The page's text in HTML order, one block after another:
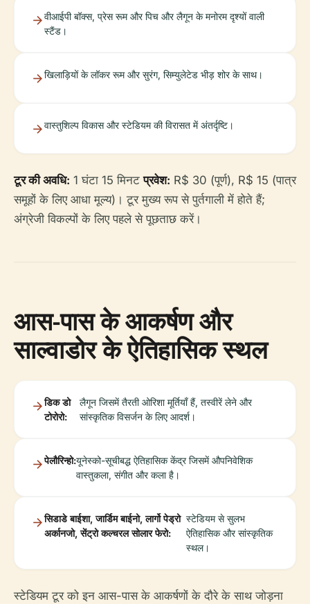
वीआईपी बॉक्स, प्रेस रूम और पिच और लैगून के मनोरम दृश्यों वाली
स्टैंड।
खिलाड़ियों के लॉकर रूम और सुरंग, सिम्युलेटेड भीड़ शोर के साथ।
वास्तुशिल्प विकास और स्टेडियम की विरासत में अंतर्दृष्टि।
टूर की अवधि: 1 घंटा 15 मिनटप्रवेश: R$ 30 (पूर्ण), R$ 15 (पात्र
समूहों के लिए आधा मूल्य)। टूर मुख्य रूप से पुर्तगाली में होते हैं;
अंग्रेजी विकल्पों के लिए पहले से पूछताछ करें।
आस-पास के आकर्षण और
साल्वाडोर के ऐतिहासिक स्थल
डिक डो
टोरोरो:
लैगून जिसमें तैरती ओरिशा मूर्तियाँ हैं, तस्वीरें लेने और
सांस्कृतिक विसर्जन के लिए आदर्श।
पेलौरिन्हो:यूनेस्को-सूचीबद्ध ऐतिहासिक केंद्र जिसमें औपनिवेशिक
वास्तुकला, संगीत और कला है।
सिडाडे बाईशा, जार्डिम बाईनो, लार्गो पेड्रो
अर्कानजो, सेंट्रो कल्चरल सोलार फेरो:
स्टेडियम से सुलभ
ऐतिहासिक और सांस्कृतिक
स्थल।
स्टेडियम टूर को इन आस-पास के आकर्षणों के दौरे के साथ जोड़ना